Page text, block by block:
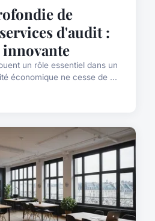
de
d'audit :
innovante
un rôle essentiel dans un
économique ne cesse de ...